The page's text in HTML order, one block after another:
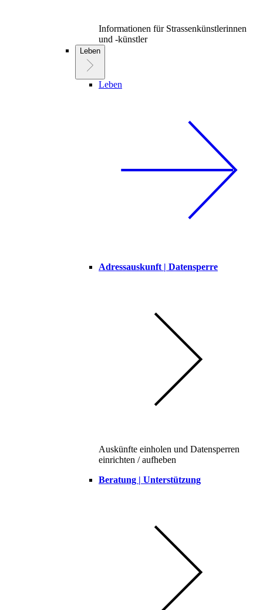
Informationen für Strassenkünstlerinnen
und -künstler
Leben
Leben
Adressauskunft | Datensperre
Auskünfte einholen und Datensperren
einrichten / aufheben
Beratung | Unterstützung